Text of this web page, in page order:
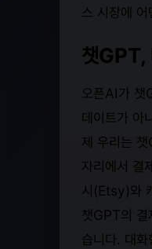
스 시장에
챗GPT,
오픈AI가 챗
데이트가 아
제 우리는
자리에서 결
시(Etsy)와
챗GPT의 결
습니다. 대